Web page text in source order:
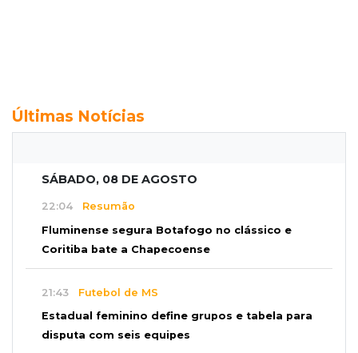
Últimas Notícias
SÁBADO, 08 DE AGOSTO
22:04 Resumão
Fluminense segura Botafogo no clássico e
Coritiba bate a Chapecoense
21:43 Futebol de MS
Estadual feminino define grupos e tabela para
disputa com seis equipes